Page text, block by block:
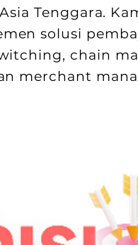
Tenggara.
solusi
chain
merchant